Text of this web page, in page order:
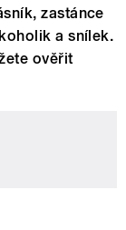
zastánce
a snílek.
ověřit